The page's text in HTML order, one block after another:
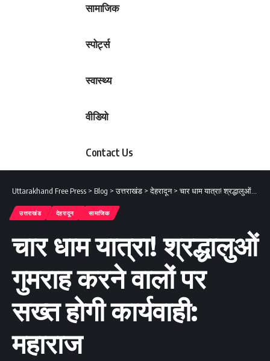
सामाजिक
स्पोर्ट्स
स्वास्थ्य
वीडियो
Contact Us
Uttarakhand Free Press > Blog >उत्तराखंड >देहरादून>चार धाम यात्रा! श्रद्धालुओं गुमराह करने वालों पर सख्त होगी कार्यवाही: महाराज
उत्तराखंड देहरादून सामाजिक
चार धाम यात्रा! श्रद्धालुओं
गुमराह करने वालों पर
सख्त होगी कार्यवाही:
महाराज